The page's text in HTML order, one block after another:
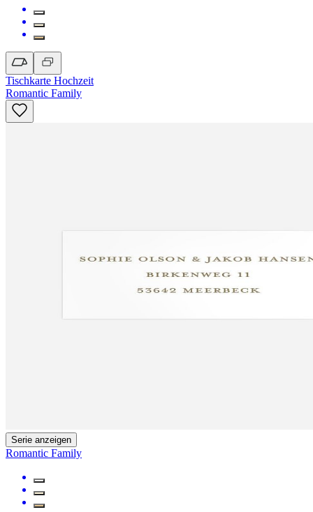
Tischkarte Hochzeit
Romantic Family
Serie anzeigen
Romantic Family